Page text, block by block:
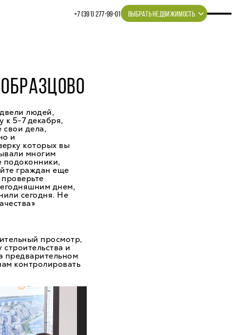
+7 (391) 277‒99‒01 ВЫБРАТЬ НЕДВИЖИМОСТЬ
людей,
к 5-7 декабря,
свои дела,
и
которых вы
многим
подоконники,
граждан еще
днем,
сегодня. Не
просмотр,
и
предварительном
контролировать